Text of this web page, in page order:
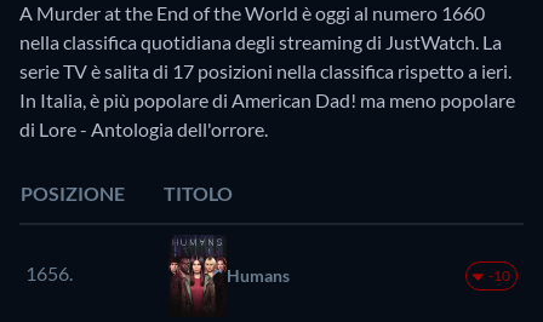
A Murder at the End of the World è oggi al numero 1660
nella classifica quotidiana degli streaming di JustWatch. La
serie TV è salita di 17 posizioni nella classifica rispetto a ieri.
In Italia, è più popolare di American Dad! ma meno popolare
di Lore - Antologia dell'orrore.
POSIZIONE TITOLO
1656. Humans -10